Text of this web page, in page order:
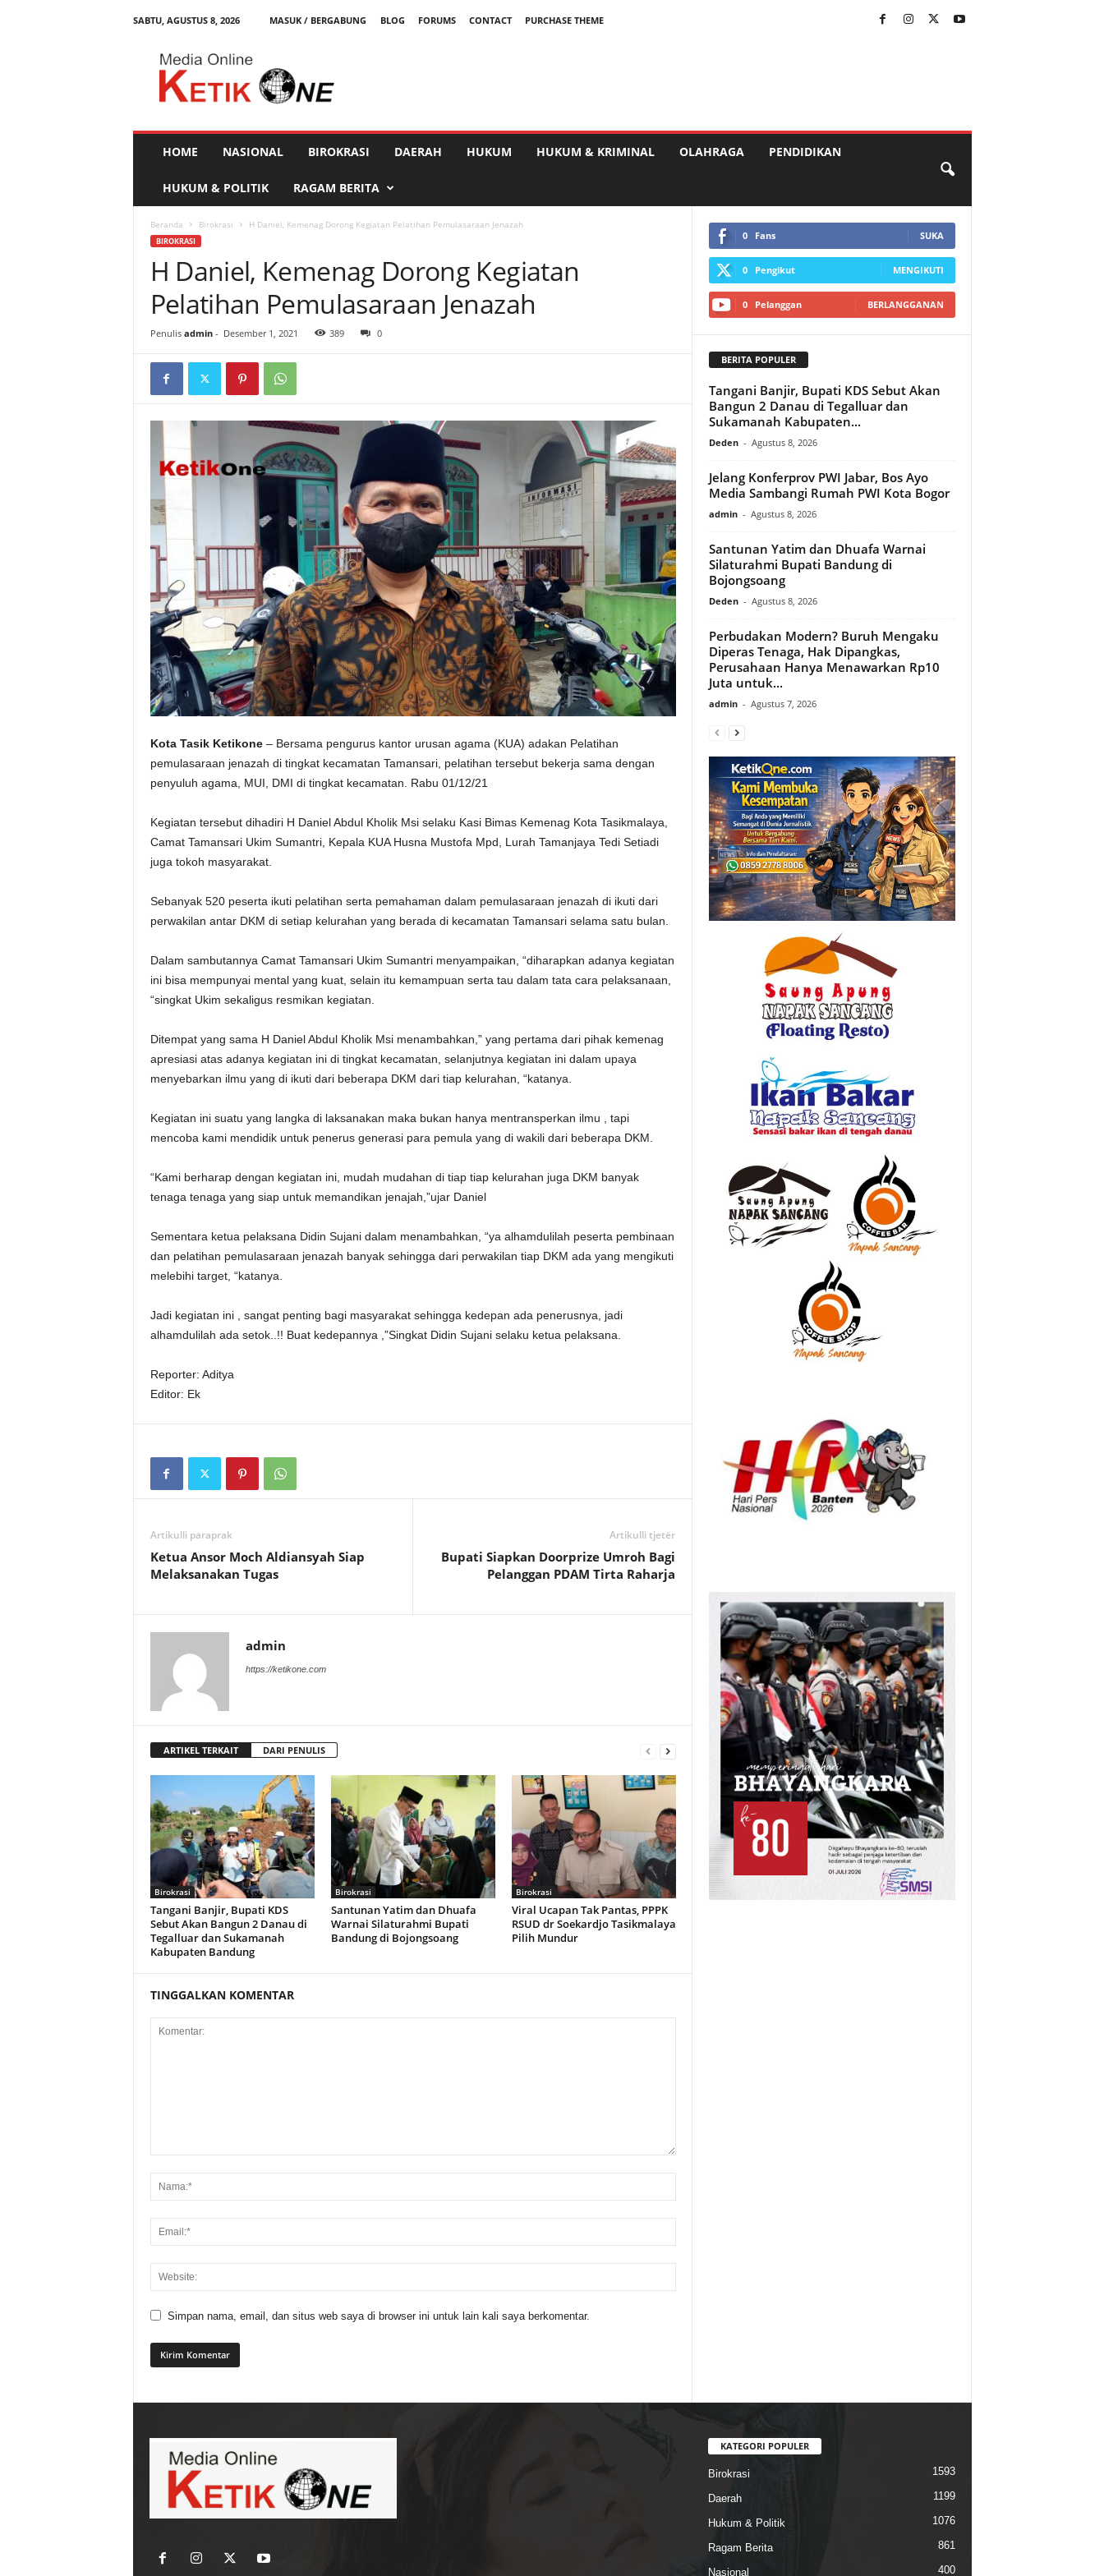
SABTU, AGUSTUS 8, 2026 MASUK / BERGABUNG BLOG FORUMS CONTACT
PURCHASE THEME
HOME NASIONAL BIROKRASI DAERAH HUKUM HUKUM & KRIMINAL OLAHRAGA PENDIDIKAN
HUKUM & POLITIK RAGAM BERITA
Beranda Birokrasi H Daniel, Kemenag Dorong Kegiatan Pelatihan Pemulasaraan Jenazah
BIROKRASI
H Daniel, Kemenag Dorong Kegiatan
Pelatihan Pemulasaraan Jenazah
Penulis admin- Desember 1, 2021 389 0
Kota Tasik Ketikone– Bersama pengurus kantor urusan agama (KUA) adakan Pelatihan
pemulasaraan jenazah di tingkat kecamatan Tamansari, pelatihan tersebut bekerja sama dengan
penyuluh agama, MUI, DMI di tingkat kecamatan. Rabu 01/12/21
Kegiatan tersebut dihadiri H Daniel Abdul Kholik Msi selaku Kasi Bimas Kemenag Kota Tasikmalaya,
Camat Tamansari Ukim Sumantri, Kepala KUA Husna Mustofa Mpd, Lurah Tamanjaya Tedi Setiadi
juga tokoh masyarakat.
Sebanyak 520 peserta ikuti pelatihan serta pemahaman dalam pemulasaraan jenazah di ikuti dari
perwakilan antar DKM di setiap kelurahan yang berada di kecamatan Tamansari selama satu bulan.
Dalam sambutannya Camat Tamansari Ukim Sumantri menyampaikan, “diharapkan adanya kegiatan
ini bisa mempunyai mental yang kuat, selain itu kemampuan serta tau dalam tata cara pelaksanaan,
“singkat Ukim sekaligus resmikan kegiatan.
Ditempat yang sama H Daniel Abdul Kholik Msi menambahkan,” yang pertama dari pihak kemenag
apresiasi atas adanya kegiatan ini di tingkat kecamatan, selanjutnya kegiatan ini dalam upaya
menyebarkan ilmu yang di ikuti dari beberapa DKM dari tiap kelurahan, “katanya.
Kegiatan ini suatu yang langka di laksanakan maka bukan hanya mentransperkan ilmu , tapi
mencoba kami mendidik untuk penerus generasi para pemula yang di wakili dari beberapa DKM.
“Kami berharap dengan kegiatan ini, mudah mudahan di tiap tiap kelurahan juga DKM banyak
tenaga tenaga yang siap untuk memandikan jenajah,”ujar Daniel
Sementara ketua pelaksana Didin Sujani dalam menambahkan, “ya alhamdulilah peserta pembinaan
dan pelatihan pemulasaraan jenazah banyak sehingga dari perwakilan tiap DKM ada yang mengikuti
melebihi target, “katanya.
Jadi kegiatan ini , sangat penting bagi masyarakat sehingga kedepan ada penerusnya, jadi
alhamdulilah ada setok..!! Buat kedepannya ,”Singkat Didin Sujani selaku ketua pelaksana.
Reporter: Aditya
Editor: Ek
Artikulli paraprak
Ketua Ansor Moch Aldiansyah Siap
Melaksanakan Tugas
Artikulli tjetër
Bupati Siapkan Doorprize Umroh Bagi
Pelanggan PDAM Tirta Raharja
admin
https://ketikone.com
ARTIKEL TERKAIT DARI PENULIS
Birokrasi
Tangani Banjir, Bupati KDS
Sebut Akan Bangun 2 Danau di
Tegalluar dan Sukamanah
Kabupaten Bandung
Birokrasi
Santunan Yatim dan Dhuafa
Warnai Silaturahmi Bupati
Bandung di Bojongsoang
Birokrasi
Viral Ucapan Tak Pantas, PPPK
RSUD dr Soekardjo Tasikmalaya
Pilih Mundur
TINGGALKAN KOMENTAR
Simpan nama, email, dan situs web saya di browser ini untuk lain kali saya berkomentar.
0 Fans SUKA
0 Pengikut MENGIKUTI
0 Pelanggan BERLANGGANAN
BERITA POPULER
Tangani Banjir, Bupati KDS Sebut Akan
Bangun 2 Danau di Tegalluar dan
Sukamanah Kabupaten...
Deden - Agustus 8, 2026
Jelang Konferprov PWI Jabar, Bos Ayo
Media Sambangi Rumah PWI Kota Bogor
admin - Agustus 8, 2026
Santunan Yatim dan Dhuafa Warnai
Silaturahmi Bupati Bandung di
Bojongsoang
Deden - Agustus 8, 2026
Perbudakan Modern? Buruh Mengaku
Diperas Tenaga, Hak Dipangkas,
Perusahaan Hanya Menawarkan Rp10
Juta untuk...
admin - Agustus 7, 2026
KATEGORI POPULER
Birokrasi 1593
Daerah 1199
Hukum & Politik 1076
Ragam Berita 861
Nasional 400